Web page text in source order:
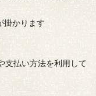
掛かります
支払い方法を利用して